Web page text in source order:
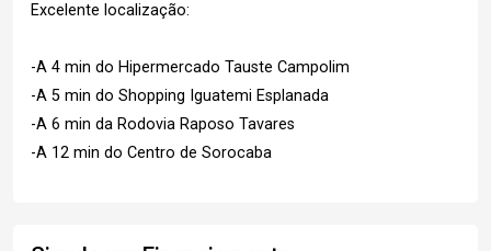
Excelente localização:
-A 4 min do Hipermercado Tauste Campolim
-A 5 min do Shopping Iguatemi Esplanada
-A 6 min da Rodovia Raposo Tavares
-A 12 min do Centro de Sorocaba